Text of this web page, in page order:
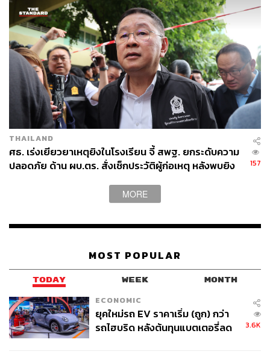
THAILAND
ศธ. เร่งเยียวยาเหตุยิงในโรงเรียน จี้ สพฐ. ยกระดับความ
ปลอดภัย ด้าน ผบ.ตร. สั่งเช็กประวัติผู้ก่อเหตุ หลังพบยิง
157
MORE
MOST POPULAR
TODAY WEEK MONTH
ECONOMIC
ยุคใหม่รถ EV ราคาเริ่ม (ถูก) กว่า
รถไฮบริด หลังต้นทุนแบตเตอรี่ลด
3.6K